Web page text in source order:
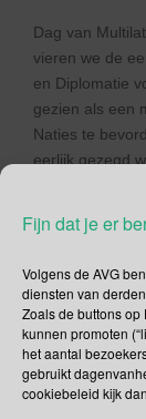
Fijn dat je er
Volgens de AVG
diensten van
Zoals de buttons op
kunnen promoten
het aantal
gebruikt
cookiebeleid kijk
Dag van
vieren we de
en Diplomatie
gezien als een
Naties te
eerlijk gezegd
Social
Je kunt me